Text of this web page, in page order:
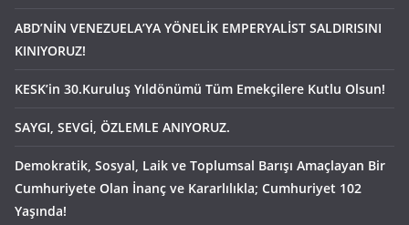
ABD’NİN VENEZUELA’YA YÖNELİK EMPERYALİST SALDIRISINI
KINIYORUZ!
KESK’in 30.Kuruluş Yıldönümü Tüm Emekçilere Kutlu Olsun!
SAYGI, SEVGİ, ÖZLEMLE ANIYORUZ.
Demokratik, Sosyal, Laik ve Toplumsal Barışı Amaçlayan Bir
Cumhuriyete Olan İnanç ve Kararlılıkla; Cumhuriyet 102
Yaşında!